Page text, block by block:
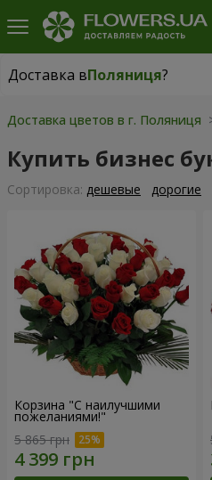
Доставка вПоляниця?
Доставка вПоляниця|
Доставка цветов в г. Поляниця
Купить бизнес
Cортировка: дешевые дорогие
Корзина "С наилучшими
пожеланиями!"
5 865 грн